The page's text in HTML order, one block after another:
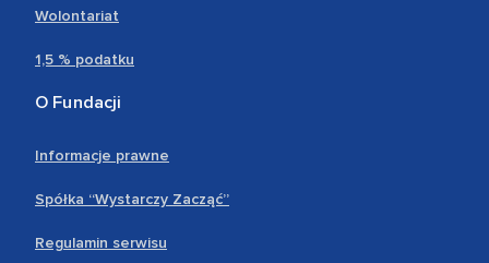
Wolontariat
1,5 % podatku
O Fundacji
Informacje prawne
Spółka “Wystarczy Zacząć”
Regulamin serwisu